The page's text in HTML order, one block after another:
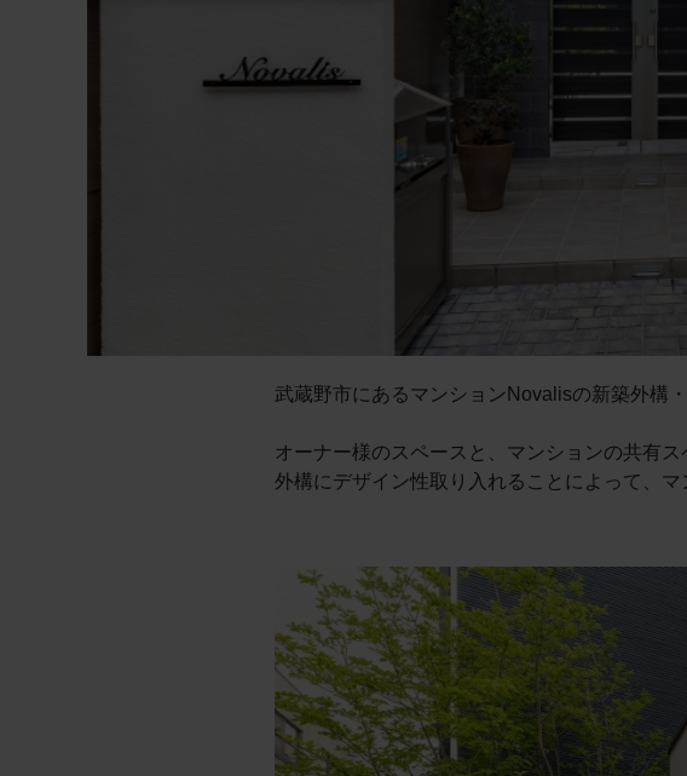
武蔵野市にあるマンションNovalisの新築外構
オーナー様のスペースと、マンションの共有
外構にデザイン性取り入れることによって、マ